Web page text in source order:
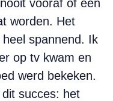
vooraf of een
worden. Het
spannend. Ik
op tv kwam en
werd bekeken.
dit succes: het